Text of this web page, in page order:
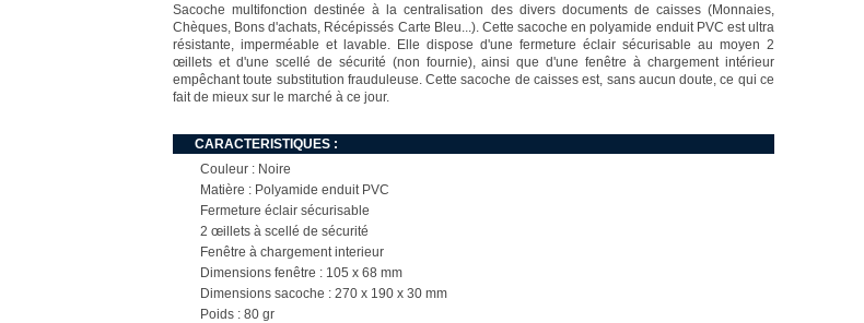
Sacoche multifonction destinée à la centralisation des divers documents de caisses (Monnaies,
Chèques, Bons d'achats, Récépissés Carte Bleu...). Cette sacoche en polyamide enduit PVC est ultra
résistante, imperméable et lavable. Elle dispose d'une fermeture éclair sécurisable au moyen 2
œillets et d'une scellé de sécurité (non fournie), ainsi que d'une fenêtre à chargement intérieur
empêchant toute substitution frauduleuse. Cette sacoche de caisses est, sans aucun doute, ce qui ce
fait de mieux sur le marché à ce jour.
CARACTERISTIQUES :
Couleur : Noire
Matière : Polyamide enduit PVC
Fermeture éclair sécurisable
2 œillets à scellé de sécurité
Fenêtre à chargement interieur
Dimensions fenêtre : 105 x 68 mm
Dimensions sacoche : 270 x 190 x 30 mm
Poids : 80 gr